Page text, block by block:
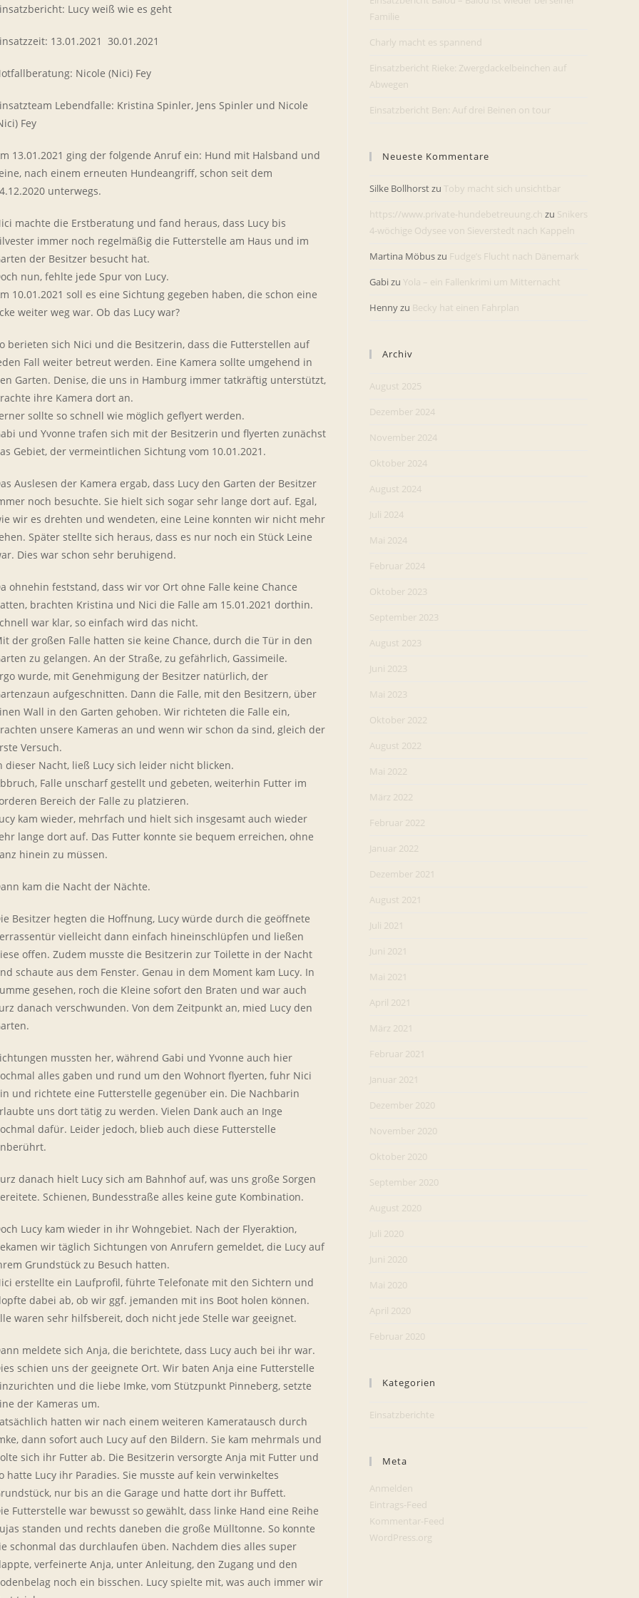
Lucy weiß wie es geht
13.01.2021  30.01.2021
Nicole (Nici) Fey
Lebendfalle: Kristina Spinler, Jens Spinler und Nicole
Fey
13.01.2021 ging der folgende Anruf ein: Hund mit Halsband und
nach einem erneuten Hundeangriff, schon seit dem
unterwegs.
machte die Erstberatung und fand heraus, dass Lucy bis
immer noch regelmäßig die Futterstelle am Haus und im
der Besitzer besucht hat.
nun, fehlte jede Spur von Lucy.
10.01.2021 soll es eine Sichtung gegeben haben, die schon eine
weiter weg war. Ob das Lucy war?
berieten sich Nici und die Besitzerin, dass die Futterstellen auf
Fall weiter betreut werden. Eine Kamera sollte umgehend in
Garten. Denise, die uns in Hamburg immer tatkräftig unterstützt,
ihre Kamera dort an.
sollte so schnell wie möglich geflyert werden.
und Yvonne trafen sich mit der Besitzerin und flyerten zunächst
Gebiet, der vermeintlichen Sichtung vom 10.01.2021.
Auslesen der Kamera ergab, dass Lucy den Garten der Besitzer
noch besuchte. Sie hielt sich sogar sehr lange dort auf. Egal,
wir es drehten und wendeten, eine Leine konnten wir nicht mehr
Später stellte sich heraus, dass es nur noch ein Stück Leine
Dies war schon sehr beruhigend.
ohnehin feststand, dass wir vor Ort ohne Falle keine Chance
brachten Kristina und Nici die Falle am 15.01.2021 dorthin.
war klar, so einfach wird das nicht.
der großen Falle hatten sie keine Chance, durch die Tür in den
zu gelangen. An der Straße, zu gefährlich, Gassimeile.
wurde, mit Genehmigung der Besitzer natürlich, der
aufgeschnitten. Dann die Falle, mit den Besitzern, über
Wall in den Garten gehoben. Wir richteten die Falle ein,
unsere Kameras an und wenn wir schon da sind, gleich der
Versuch.
dieser Nacht, ließ Lucy sich leider nicht blicken.
Falle unscharf gestellt und gebeten, weiterhin Futter im
Bereich der Falle zu platzieren.
kam wieder, mehrfach und hielt sich insgesamt auch wieder
lange dort auf. Das Futter konnte sie bequem erreichen, ohne
hinein zu müssen.
kam die Nacht der Nächte.
Besitzer hegten die Hoffnung, Lucy würde durch die geöffnete
vielleicht dann einfach hineinschlüpfen und ließen
offen. Zudem musste die Besitzerin zur Toilette in der Nacht
schaute aus dem Fenster. Genau in dem Moment kam Lucy. In
gesehen, roch die Kleine sofort den Braten und war auch
danach verschwunden. Von dem Zeitpunkt an, mied Lucy den
mussten her, während Gabi und Yvonne auch hier
alles gaben und rund um den Wohnort flyerten, fuhr Nici
und richtete eine Futterstelle gegenüber ein. Die Nachbarin
uns dort tätig zu werden. Vielen Dank auch an Inge
dafür. Leider jedoch, blieb auch diese Futterstelle
danach hielt Lucy sich am Bahnhof auf, was uns große Sorgen
Schienen, Bundesstraße alles keine gute Kombination.
Lucy kam wieder in ihr Wohngebiet. Nach der Flyeraktion,
wir täglich Sichtungen von Anrufern gemeldet, die Lucy auf
Grundstück zu Besuch hatten.
erstellte ein Laufprofil, führte Telefonate mit den Sichtern und
dabei ab, ob wir ggf. jemanden mit ins Boot holen können.
waren sehr hilfsbereit, doch nicht jede Stelle war geeignet.
meldete sich Anja, die berichtete, dass Lucy auch bei ihr war.
schien uns der geeignete Ort. Wir baten Anja eine Futterstelle
und die liebe Imke, vom Stützpunkt Pinneberg, setzte
der Kameras um.
hatten wir nach einem weiteren Kameratausch durch
dann sofort auch Lucy auf den Bildern. Sie kam mehrmals und
sich ihr Futter ab. Die Besitzerin versorgte Anja mit Futter und
hatte Lucy ihr Paradies. Sie musste auf kein verwinkeltes
nur bis an die Garage und hatte dort ihr Buffett.
Futterstelle war bewusst so gewählt, dass linke Hand eine Reihe
standen und rechts daneben die große Mülltonne. So konnte
schonmal das durchlaufen üben. Nachdem dies alles super
verfeinerte Anja, unter Anleitung, den Zugang und den
noch ein bisschen. Lucy spielte mit, was auch immer wir
Familie
Charly macht es spannend
Einsatzbericht Rieke: Zwergdackelbeinchen auf
Abwegen
Einsatzbericht Ben: Auf drei Beinen on tour
Neueste Kommentare
Silke Bollhorstzu Toby macht sich unsichtbar
https://www.private-hundebetreuung.ch zu Snikers
4-wöchige Odysee von Sieverstedt nach Kappeln
Martina Möbuszu Fudge’s Flucht nach Dänemark
Gabizu Yola – ein Fallenkrimi um Mitternacht
Hennyzu Becky hat einen Fahrplan
Archiv
August 2025
Dezember 2024
November 2024
Oktober 2024
August 2024
Juli 2024
Mai 2024
Februar 2024
Oktober 2023
September 2023
August 2023
Juni 2023
Mai 2023
Oktober 2022
August 2022
Mai 2022
März 2022
Februar 2022
Januar 2022
Dezember 2021
August 2021
Juli 2021
Juni 2021
Mai 2021
April 2021
März 2021
Februar 2021
Januar 2021
Dezember 2020
November 2020
Oktober 2020
September 2020
August 2020
Juli 2020
Juni 2020
Mai 2020
April 2020
Februar 2020
Kategorien
Einsatzberichte
Meta
Anmelden
Eintrags-Feed
Kommentar-Feed
WordPress.org